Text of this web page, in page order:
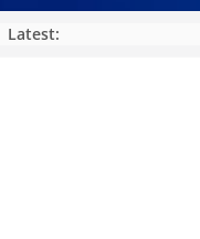
Latest: